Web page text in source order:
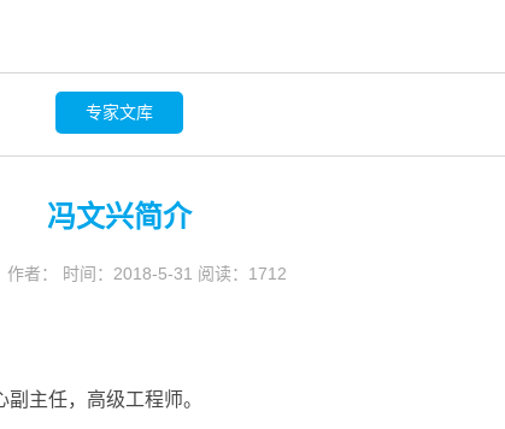
专家文库
冯文兴简介
作者： 时间：2018-5-31 阅读： 1712
主任，高级工程师。